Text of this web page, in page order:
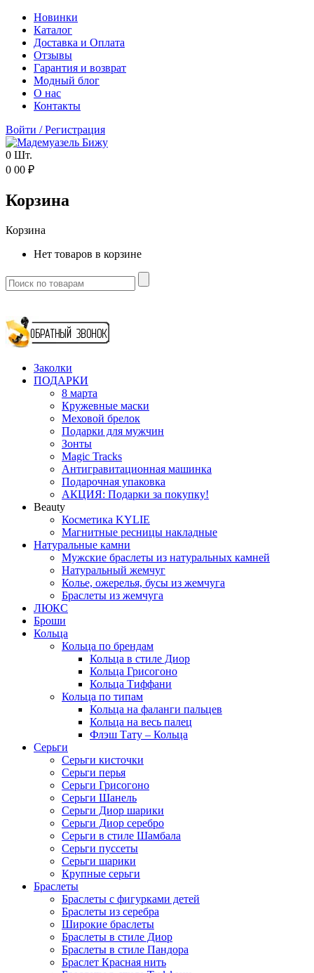
Новинки
Каталог
Доставка и Оплата
Отзывы
Гарантия и возврат
Модный блог
О нас
Контакты
Войти /Регистрация
0 Шт.
0 00 ₽
Корзина
Корзина
Нет товаров в корзине
Заколки
ПОДАРКИ
8 марта
Кружевные маски
Меховой брелок
Подарки для мужчин
Зонты
Magic Tracks
Антигравитационная машинка
Подарочная упаковка
АКЦИЯ: Подарки за покупку!
Beauty
Косметика KYLIE
Магнитные ресницы накладные
Натуральные камни
Мужские браслеты из натуральных камней
Натуральный жемчуг
Колье, ожерелья, бусы из жемчуга
Браслеты из жемчуга
ЛЮКС
Броши
Кольца
Кольца по брендам
Кольца в стиле Диор
Кольца Грисогоно
Кольца Тиффани
Кольца по типам
Кольца на фаланги пальцев
Кольца на весь палец
Флэш Тату – Кольца
Серьги
Серьги кисточки
Серьги перья
Серьги Грисогоно
Серьги Шанель
Серьги Диор шарики
Серьги Диор серебро
Серьги в стиле Шамбала
Серьги пуссеты
Серьги шарики
Крупные серьги
Браслеты
Браслеты с фигурками детей
Браслеты из серебра
Широкие браслеты
Браслеты в стиле Диор
Браслеты в стиле Пандора
Браслет Красная нить